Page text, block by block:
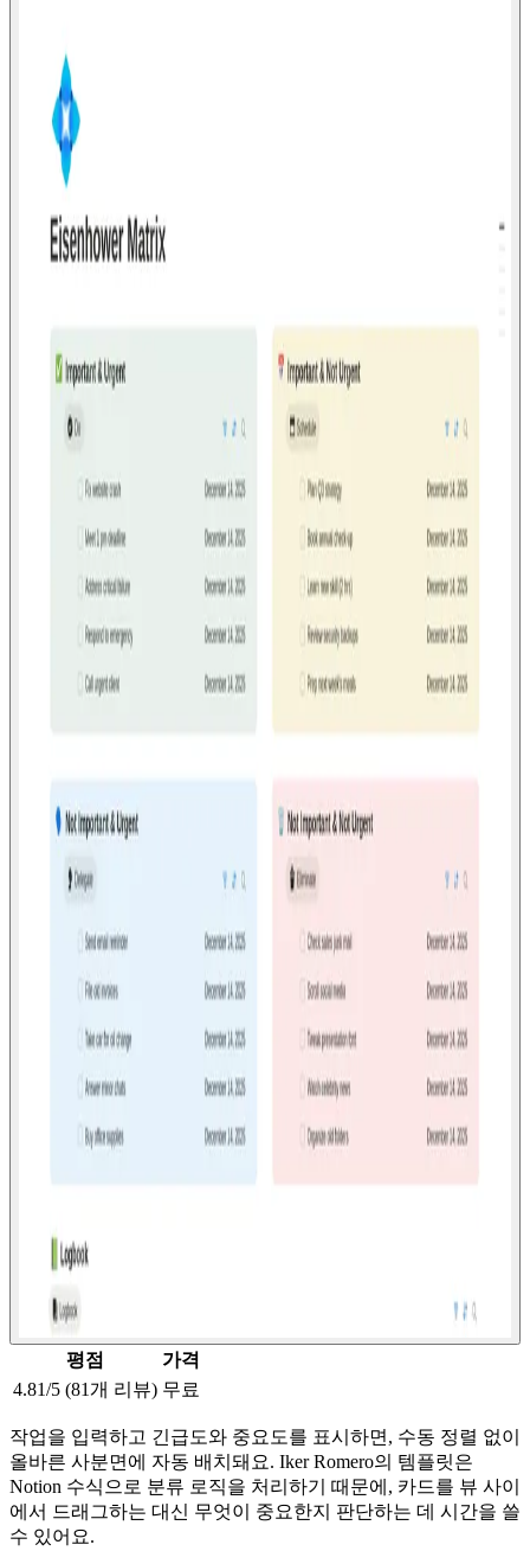
평점
가격
4.81/5 (81개 리뷰) 무료
작업을 입력하고 긴급도와 중요도를 표시하면, 수동 정렬 없이
올바른 사분면에 자동 배치돼요. Iker Romero의 템플릿은
Notion 수식으로 분류 로직을 처리하기 때문에, 카드를 뷰 사이
에서 드래그하는 대신 무엇이 중요한지 판단하는 데 시간을 쓸
수 있어요.